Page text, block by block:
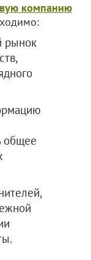
компанию
рынок
общее